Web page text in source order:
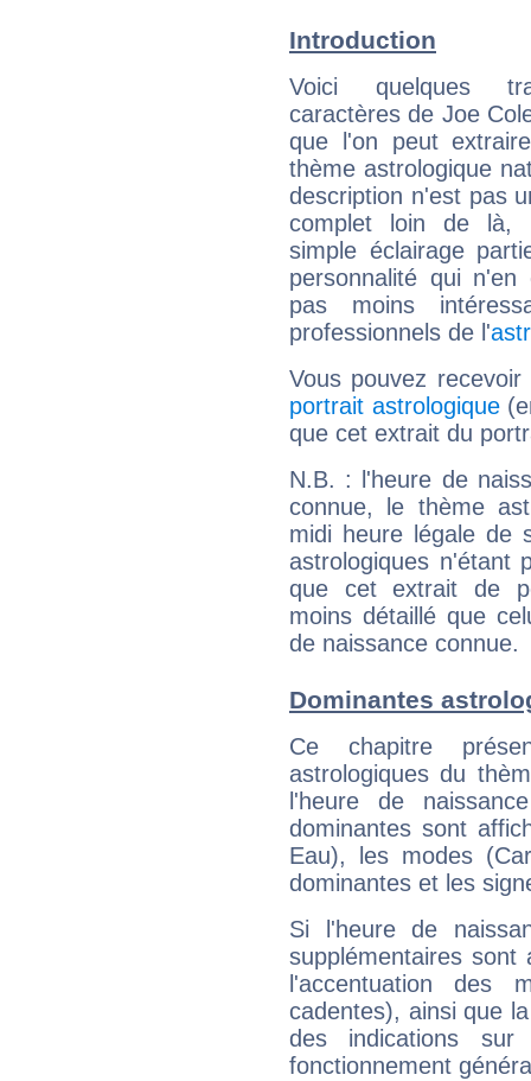
Introduction
Voici quelques
caractères de Joe
que l'on peut
thème astrologique
description n'est pas
complet loin de là,
simple éclairage
personnalité qui n'en
pas moins
professionnels de l'
Vous pouvez
portrait astrologique
que cet extrait du
N.B. : l'heure de
connue, le thème
midi heure légale de
astrologiques n'étant
que cet extrait de
moins détaillé que
de naissance connue.
Dominantes
Ce chapitre
astrologiques du
l'heure de
dominantes sont
Eau), les modes
dominantes et les
Si l'heure de
supplémentaires sont
l'accentuation des
cadentes), ainsi que
des indications sur
fonctionnement